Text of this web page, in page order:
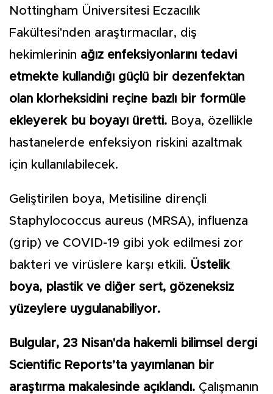
Nottingham Üniversitesi Eczacılık
Fakültesi'nden araştırmacılar, diş
hekimlerinin ağız enfeksiyonlarını tedavi
etmekte kullandığı güçlü bir dezenfektan
olan klorheksidini reçine bazlı bir formüle
ekleyerek bu boyayı üretti. Boya, özellikle
hastanelerde enfeksiyon riskini azaltmak
için kullanılabilecek.
Geliştirilen boya, Metisiline dirençli
Staphylococcus aureus (MRSA), influenza
(grip) ve COVID-19 gibi yok edilmesi zor
bakteri ve virüslere karşı etkili. Üstelik
boya, plastik ve diğer sert, gözeneksiz
yüzeylere uygulanabiliyor.
Bulgular, 23 Nisan'da hakemli bilimsel dergi
Scientific Reports’ta yayımlanan bir
araştırma makalesinde açıklandı. Çalışmanın